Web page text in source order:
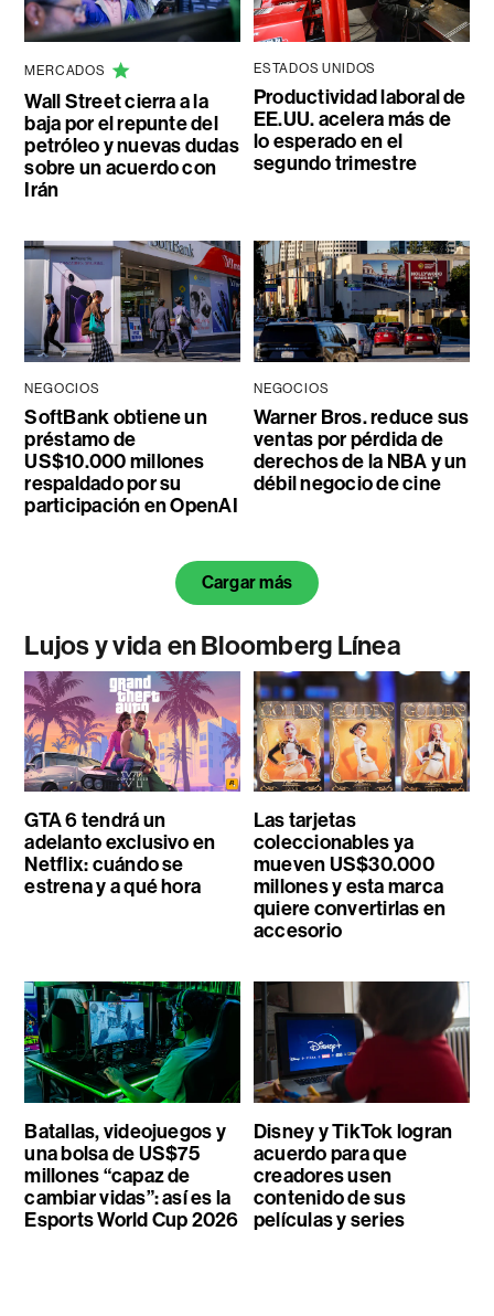
MERCADOS
Wall Street cierra a la
baja por el repunte del
petróleo y nuevas dudas
sobre un acuerdo con
Irán
ESTADOS UNIDOS
Productividad laboral de
EE.UU. acelera más de
lo esperado en el
segundo trimestre
NEGOCIOS
SoftBank obtiene un
préstamo de
US$10.000 millones
respaldado por su
participación en OpenAI
NEGOCIOS
Warner Bros. reduce sus
ventas por pérdida de
derechos de la NBA y un
débil negocio de cine
Cargar más
Lujos y vida en Bloomberg Línea
GTA 6 tendrá un
adelanto exclusivo en
Netflix: cuándo se
estrena y a qué hora
Las tarjetas
coleccionables ya
mueven US$30.000
millones y esta marca
quiere convertirlas en
accesorio
Batallas, videojuegos y
una bolsa de US$75
millones “capaz de
cambiar vidas”: así es la
Esports World Cup 2026
Disney y TikTok logran
acuerdo para que
creadores usen
contenido de sus
películas y series